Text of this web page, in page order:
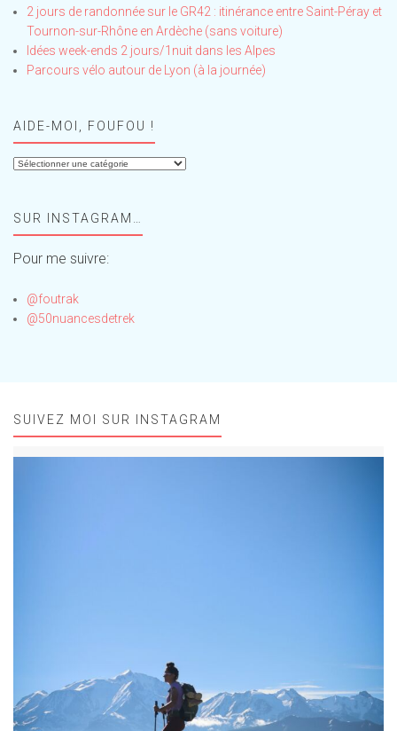
2 jours de randonnée sur le GR42 : itinérance entre Saint-Péray et
Tournon-sur-Rhône en Ardèche (sans voiture)
Idées week-ends 2 jours/1nuit dans les Alpes
Parcours vélo autour de Lyon (à la journée)
AIDE-MOI, FOUFOU !
Aide-
!SUR INSTAGRAM…
Pour me suivre:
@foutrak
@50nuancesdetrek
SUIVEZ MOI SUR INSTAGRAM